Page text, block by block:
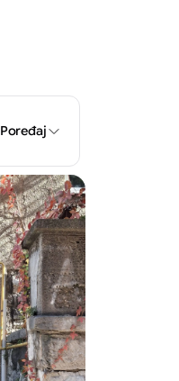
Poređaj